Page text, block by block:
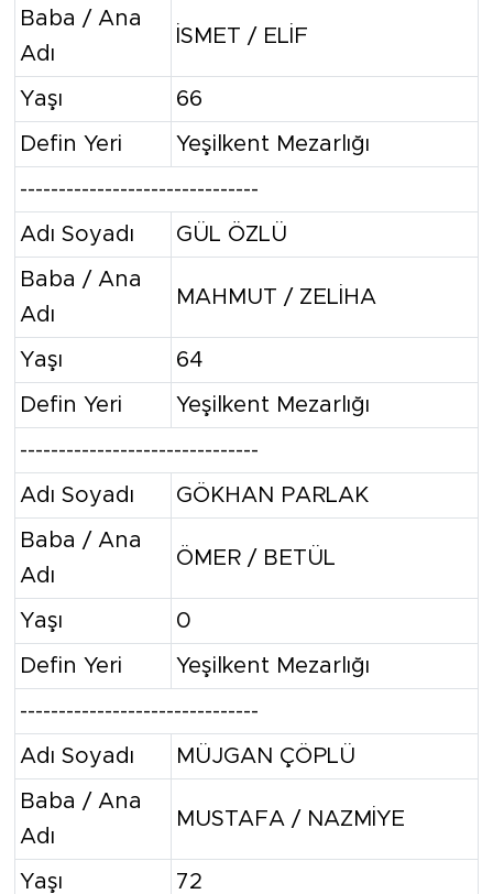
Baba / Ana
Adı
İSMET / ELİF
Yaşı 66
Defin Yeri Yeşilkent Mezarlığı
-------------------------------
Adı Soyadı GÜL ÖZLÜ
Baba / Ana
Adı
MAHMUT / ZELİHA
Yaşı 64
Defin Yeri Yeşilkent Mezarlığı
-------------------------------
Adı Soyadı GÖKHAN PARLAK
Baba / Ana
Adı
ÖMER / BETÜL
Yaşı 0
Defin Yeri Yeşilkent Mezarlığı
-------------------------------
Adı Soyadı MÜJGAN ÇÖPLÜ
Baba / Ana
Adı
MUSTAFA / NAZMİYE
Yaşı 72